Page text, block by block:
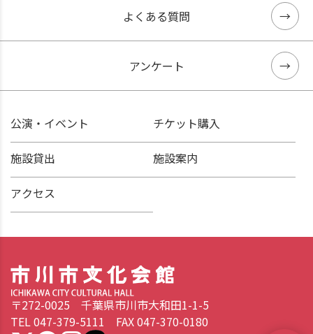
よくある質問
アンケート
公演・イベント チケット購入
施設貸出 施設案内
アクセス
〒272-0025 千葉県市川市大和田1-1-5
TEL 047-379-5111 FAX 047-370-0180